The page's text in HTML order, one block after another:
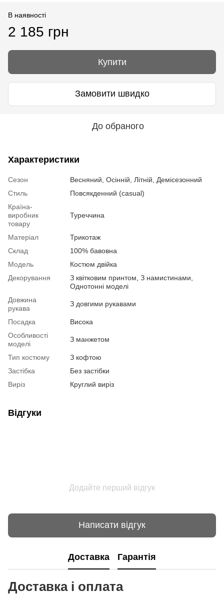
В наявності
2 185 грн
Купити
Замовити швидко
До обраного
Характеристики
Сезон
Весняний, Осінній, Літній, Демісезонний
Стиль
Повсякденний (casual)
Країна-
виробник
товару
Туреччина
Матеріал
Трикотаж
Склад
100% бавовна
Модель
Костюм двійка
Декорування
З квітковим принтом, З намистинами,
Однотонні моделі
Довжина
рукава
З довгими рукавами
Посадка
Висока
Особливості
моделі
З манжетом
Тип костюму
З кофтою
Застібка
Без застібки
Виріз
Круглий виріз
Відгуки
Додайте перший відгук
Написати відгук
Доставка Гарантія
Доставка і оплата